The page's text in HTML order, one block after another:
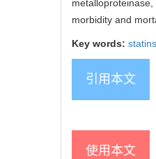
morbidity and
Key words:
引用本文
使用本文